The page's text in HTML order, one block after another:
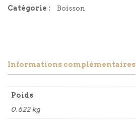
Catégorie : Boisson
Informations complémentaires
Poids
0.622 kg